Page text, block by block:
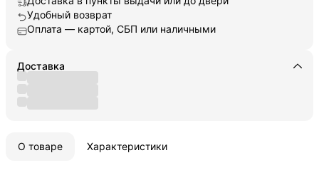
Удобный возврат
Оплата — картой, СБП или наличными
Доставка
О товаре Характеристики